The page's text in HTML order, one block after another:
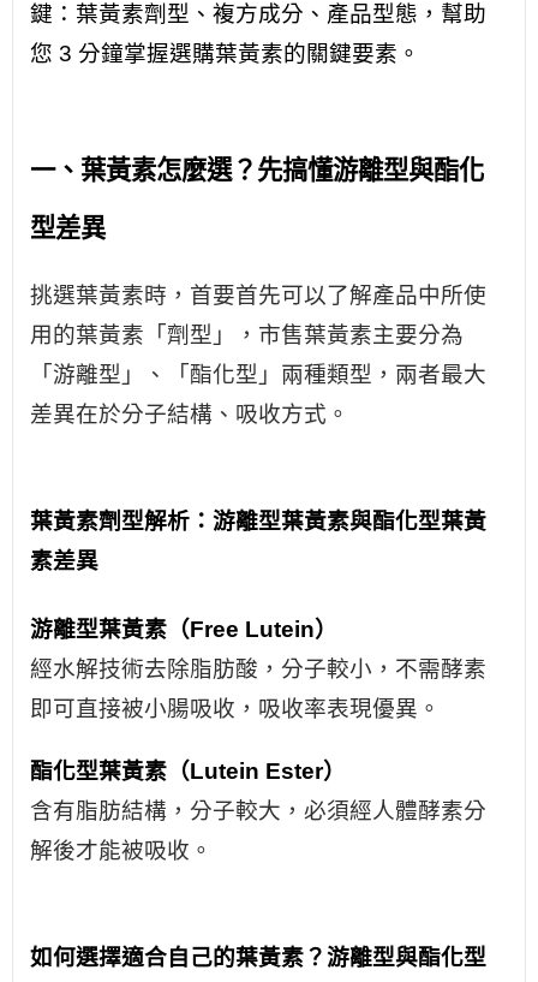
鍵：葉黃素劑型、複方成分、產品型態，幫助
您 3 分鐘掌握選購葉黃素的關鍵要素。
一、葉黃素怎麼選？先搞懂游離型與酯化
型差異
挑選葉黃素時，首要首先可以了解產品中所使
用的葉黃素「劑型」，市售葉黃素主要分為
「游離型」、「酯化型」兩種類型，兩者最大
差異在於分子結構、吸收方式。
葉黃素劑型解析：游離型葉黃素與酯化型葉黃
素差異
游離型葉黃素（Free Lutein）
經水解技術去除脂肪酸，分子較小，不需酵素
即可直接被小腸吸收，吸收率表現優異。
酯化型葉黃素（Lutein Ester）
含有脂肪結構，分子較大，必須經人體酵素分
解後才能被吸收。
如何選擇適合自己的葉黃素？游離型與酯化型